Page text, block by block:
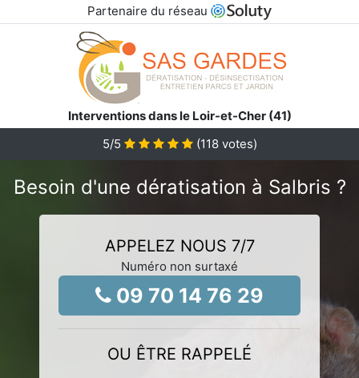
Partenaire du réseau
Interventions dans le Loir-et-Cher (41)
5/5 (118votes)
Besoin d'une dératisation à Salbris ?
APPELEZ NOUS 7/7
Numéro non surtaxé
09 70 14 76 29
OU ÊTRE RAPPELÉ